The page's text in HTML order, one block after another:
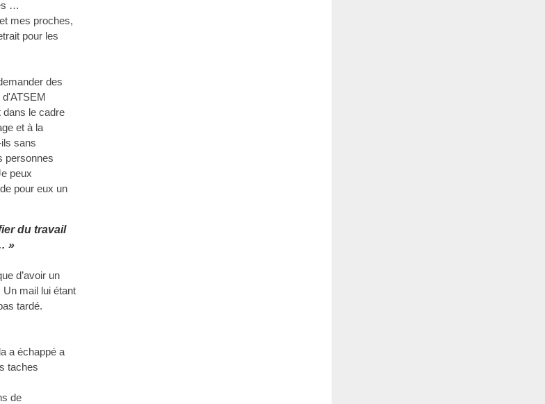
…
mes proches,
pour les
des
dans le cadre
et à la
sans
personnes
peux
pour eux un
du travail
»
d’avoir un
mail lui étant
tardé.
a échappé a
taches
de